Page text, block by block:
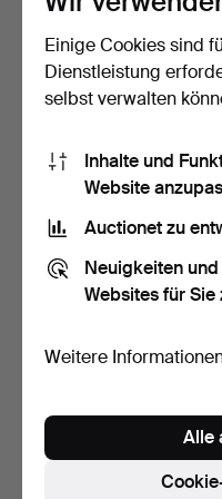
ITALIENISCHE
TISCHLAMPE "PILZ" AUS
EMAILLI…
3 Tage
Ausgewähltes
TISCHLAMPE,
KORINTHISCHE SÄULE,
MESSING.
5 Tage
Einige Cookies sind
Dienstleistung
selbst verwalten
Inhalte und
Website
Auctionet zu
Neuigkeiten
Websites für Sie
Weitere
Alle